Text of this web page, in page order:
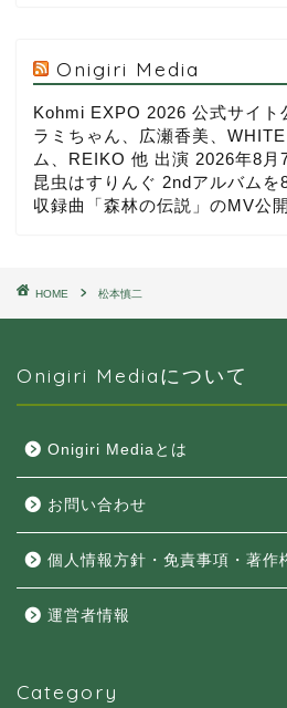
Onigiri Media
Kohmi EXPO 2026 公式サイ
ラミちゃん、広瀬香美、
ム、REIKO 他 出演 2026年8月
昆虫はすりんぐ 2ndアルバムを
収録曲「森林の伝説」のMV公開
HOME 松本慎二
Onigiri Mediaについて
Onigiri Mediaとは
お問い合わせ
個人情報方針・免責事項・著作
運営者情報
Category